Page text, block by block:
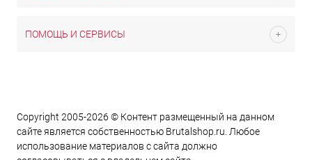
ПОМОЩЬ И СЕРВИСЫ
Copyright 2005-2026 © Контент размещенный на данном
сайте является cобственностью Brutalshop.ru. Любое
использование материалов с сайта должно